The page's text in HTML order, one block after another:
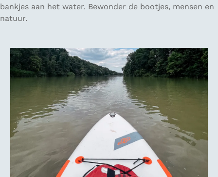
bankjes aan het water. Bewonder de bootjes, mensen en
natuur.